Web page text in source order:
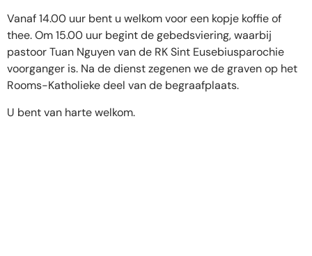
Vanaf 14.00 uur bent u welkom voor een kopje koffie of
thee. Om 15.00 uur begint de gebedsviering, waarbij
pastoor Tuan Nguyen van de RK Sint Eusebiusparochie
voorganger is. Na de dienst zegenen we de graven op het
Rooms-Katholieke deel van de begraafplaats.
U bent van harte welkom.